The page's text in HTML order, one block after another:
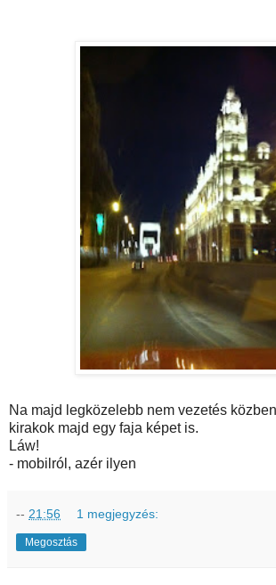
Na majd legközelebb nem vezetés
kirakok majd egy faja képet is.
Láw!
- mobilról, azér ilyen
-- 21:56 1 megjegyzés:
Megosztás